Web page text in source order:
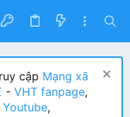
cập Mạng xã
- VHT fanpage,
Youtube,